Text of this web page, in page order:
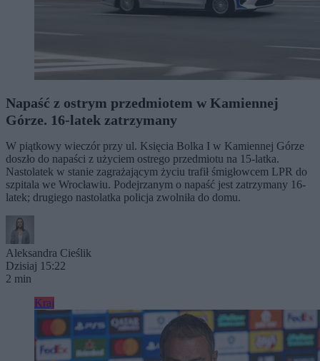
Napaść z ostrym przedmiotem w Kamiennej
Górze. 16-latek zatrzymany
W piątkowy wieczór przy ul. Księcia Bolka I w Kamiennej Górze
doszło do napaści z użyciem ostrego przedmiotu na 15-latka.
Nastolatek w stanie zagrażającym życiu trafił śmigłowcem LPR do
szpitala we Wrocławiu. Podejrzanym o napaść jest zatrzymany 16-
latek; drugiego nastolatka policja zwolniła do domu.
Aleksandra Cieślik
Dzisiaj 15:22
2 min
Kraj